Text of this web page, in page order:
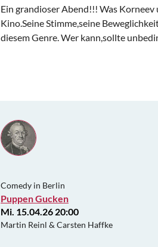
Ein grandioser Abend!!! Was
Kino.Seine Stimme,seine
diesem Genre. Wer kann,sollte
Comedy in Berlin
Puppen Gucken
Mi. 15.04.26 20:00
Martin Reinl & Carsten Haffke